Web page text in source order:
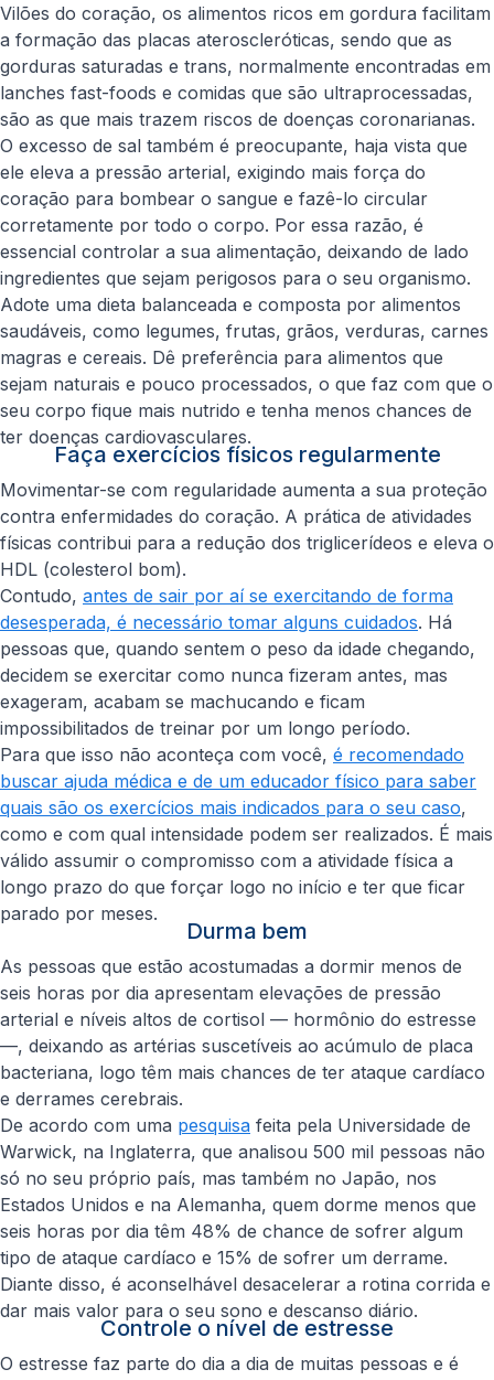
Vilões do coração, os alimentos ricos em gordura facilitam
a formação das placas ateroscleróticas, sendo que as
gorduras saturadas e trans, normalmente encontradas em
lanches fast-foods e comidas que são ultraprocessadas,
são as que mais trazem riscos de doenças coronarianas.
O excesso de sal também é preocupante, haja vista que
ele eleva a pressão arterial, exigindo mais força do
coração para bombear o sangue e fazê-lo circular
corretamente por todo o corpo. Por essa razão, é
essencial controlar a sua alimentação, deixando de lado
ingredientes que sejam perigosos para o seu organismo.
Adote uma dieta balanceada e composta por alimentos
saudáveis, como legumes, frutas, grãos, verduras, carnes
magras e cereais. Dê preferência para alimentos que
sejam naturais e pouco processados, o que faz com que o
seu corpo fique mais nutrido e tenha menos chances de
ter doenças cardiovasculares.
Faça exercícios físicos regularmente
Movimentar-se com regularidade aumenta a sua proteção
contra enfermidades do coração. A prática de atividades
físicas contribui para a redução dos triglicerídeos e eleva o
HDL (colesterol bom).
Contudo, antes de sair por aí se exercitando de forma
desesperada, é necessário tomar alguns cuidados. Há
pessoas que, quando sentem o peso da idade chegando,
decidem se exercitar como nunca fizeram antes, mas
exageram, acabam se machucando e ficam
impossibilitados de treinar por um longo período.
Para que isso não aconteça com você, é recomendado
buscar ajuda médica e de um educador físico para saber
quais são os exercícios mais indicados para o seu caso,
como e com qual intensidade podem ser realizados. É mais
válido assumir o compromisso com a atividade física a
longo prazo do que forçar logo no início e ter que ficar
parado por meses.
Durma bem
As pessoas que estão acostumadas a dormir menos de
seis horas por dia apresentam elevações de pressão
arterial e níveis altos de cortisol — hormônio do estresse
—, deixando as artérias suscetíveis ao acúmulo de placa
bacteriana, logo têm mais chances de ter ataque cardíaco
e derrames cerebrais.
De acordo com uma pesquisa feita pela Universidade de
Warwick, na Inglaterra, que analisou 500 mil pessoas não
só no seu próprio país, mas também no Japão, nos
Estados Unidos e na Alemanha, quem dorme menos que
seis horas por dia têm 48% de chance de sofrer algum
tipo de ataque cardíaco e 15% de sofrer um derrame.
Diante disso, é aconselhável desacelerar a rotina corrida e
dar mais valor para o seu sono e descanso diário.
Controle o nível de estresse
O estresse faz parte do dia a dia de muitas pessoas e é